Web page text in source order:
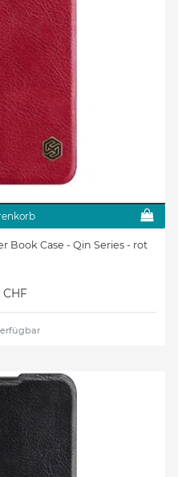
Book Case - Qin Series - rot
CHF